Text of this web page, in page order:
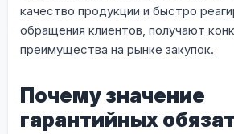
качество продукции и быстро
обращения клиентов, получают
преимущества на рынке закупок.
Почему значение
гарантийных